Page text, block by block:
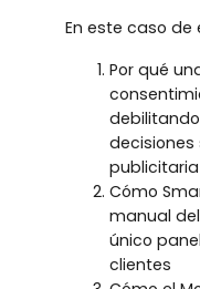
En este caso de
Por qué
decisiones
publicitaria
Cómo
manual
único
clientes